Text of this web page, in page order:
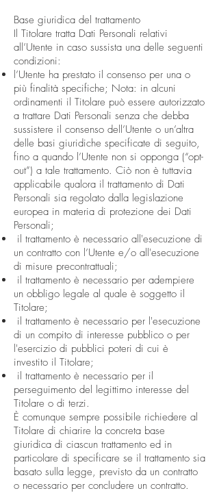
Base giuridica del trattamento
Il Titolare tratta Dati Personali relativi
all’Utente in caso sussista una delle seguenti
condizioni:
l’Utente ha prestato il consenso per una o
più finalità specifiche; Nota: in alcuni
ordinamenti il Titolare può essere autorizzato
a trattare Dati Personali senza che debba
sussistere il consenso dell’Utente o un’altra
delle basi giuridiche specificate di seguito,
fino a quando l’Utente non si opponga (“opt-
out”) a tale trattamento. Ciò non è tuttavia
applicabile qualora il trattamento di Dati
Personali sia regolato dalla legislazione
europea in materia di protezione dei Dati
Personali;
il trattamento è necessario all'esecuzione di
un contratto con l’Utente e/o all'esecuzione
di misure precontrattuali;
il trattamento è necessario per adempiere
un obbligo legale al quale è soggetto il
Titolare;
il trattamento è necessario per l'esecuzione
di un compito di interesse pubblico o per
l'esercizio di pubblici poteri di cui è
investito il Titolare;
il trattamento è necessario per il
perseguimento del legittimo interesse del
Titolare o di terzi.
È comunque sempre possibile richiedere al
Titolare di chiarire la concreta base
giuridica di ciascun trattamento ed in
particolare di specificare se il trattamento sia
basato sulla legge, previsto da un contratto
o necessario per concludere un contratto.